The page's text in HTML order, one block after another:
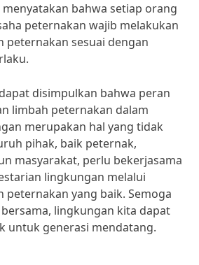
bahwa setiap orang
peternakan wajib melakukan
peternakan sesuai dengan
disimpulkan bahwa peran
limbah peternakan dalam
merupakan hal yang tidak
pihak, baik peternak,
masyarakat, perlu bekerjasama
lingkungan melalui
peternakan yang baik. Semoga
lingkungan kita dapat
untuk generasi mendatang.